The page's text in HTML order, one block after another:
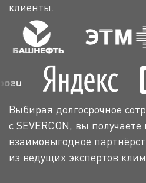
клиенты.
Выбирая долгосрочное
с SEVERCON, вы
взаимовыгодное
из ведущих экспертов